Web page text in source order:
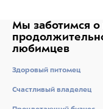
подходит для
кг до 15.9 кг).
игрушек, любую
осматривать и
что выбранная
темпераменту
Мы заботимся о
любимцев
Здоровый питомец
Счастливый владелец